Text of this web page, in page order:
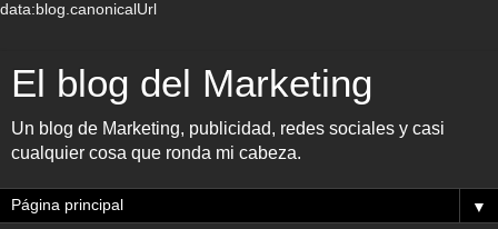
data:blog.canonicalUrl
El blog del Marketing
Un blog de Marketing, publicidad, redes sociales y casi
cualquier cosa que ronda mi cabeza.
▼